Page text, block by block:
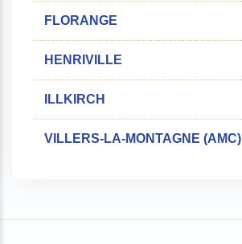
FLORANGE
HENRIVILLE
ILLKIRCH
VILLERS-LA-MONTAGNE (AMC)